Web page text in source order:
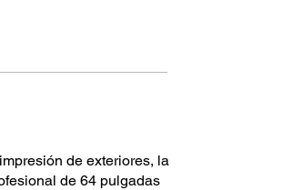
de exteriores, la
de 64 pulgadas